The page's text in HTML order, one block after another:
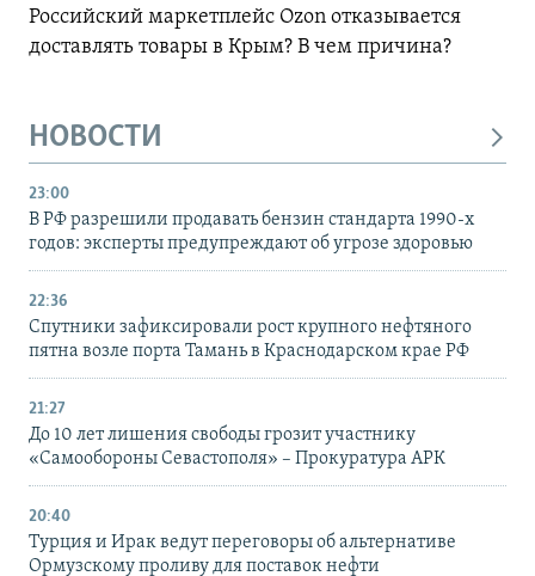
Российский маркетплейс Ozon отказывается
доставлять товары в Крым? В чем причина?
НОВОСТИ
23:00
В РФ разрешили продавать бензин стандарта 1990-х
годов: эксперты предупреждают об угрозе здоровью
22:36
Спутники зафиксировали рост крупного нефтяного
пятна возле порта Тамань в Краснодарском крае РФ
21:27
До 10 лет лишения свободы грозит участнику
«Самообороны Севастополя» – Прокуратура АРК
20:40
Турция и Ирак ведут переговоры об альтернативе
Ормузскому проливу для поставок нефти